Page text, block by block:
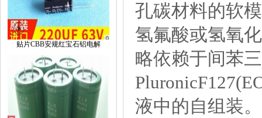
贴片CBB安规红宝石铝电解
孔碳材料的软
氢氟酸或氢氧
略依赖于间苯
液中的自组装